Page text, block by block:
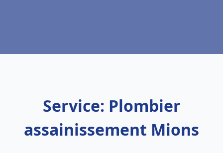
Service: Plombier
assainissement Mions